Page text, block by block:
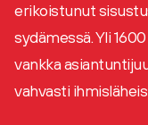
erikoistunut
sydämessä. Yli
vankka
vahvasti